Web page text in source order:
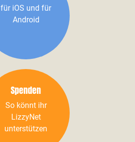
für iOS und für
Android
Spenden
So könnt ihr
LizzyNet
unterstützen